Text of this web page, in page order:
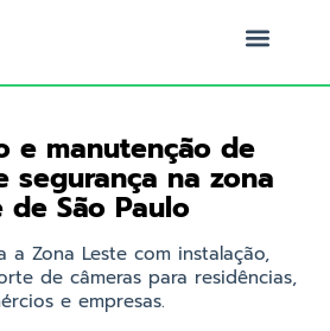
e manutenção de
segurança na zona
de São Paulo
a Zona Leste com instalação,
de câmeras para residências,
e empresas.